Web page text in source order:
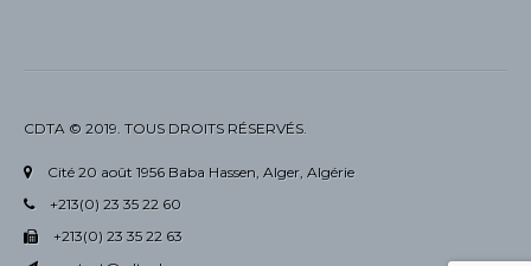
CDTA © 2019. TOUS DROITS RÉSERVÉS.
Cité 20 août 1956 Baba Hassen, Alger, Algérie
+213(0) 23 35 22 60
+213(0) 23 35 22 63